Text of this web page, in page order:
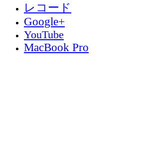
レコード
Google+
YouTube
MacBook Pro